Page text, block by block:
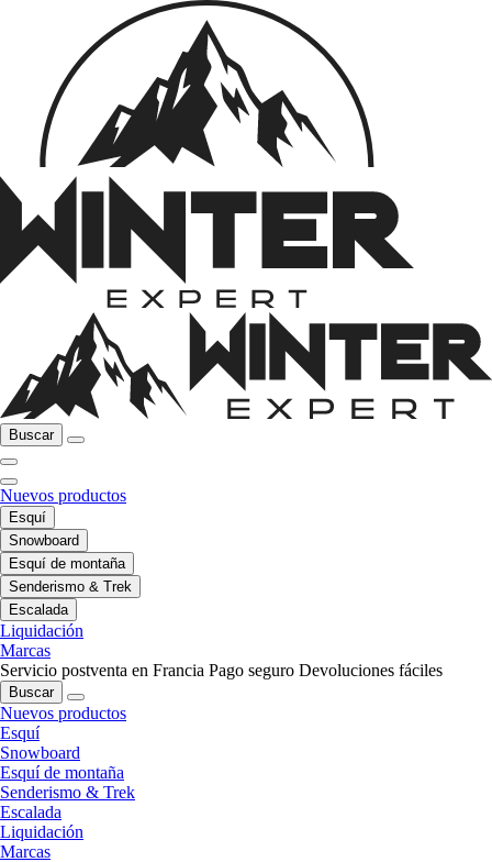
Buscar
Nuevos productos
Esquí
Snowboard
Esquí de montaña
Senderismo & Trek
Escalada
Liquidación
Marcas
Servicio postventa en Francia Pago seguro Devoluciones fáciles
Buscar
Nuevos productos
Esquí
Snowboard
Esquí de montaña
Senderismo & Trek
Escalada
Liquidación
Marcas